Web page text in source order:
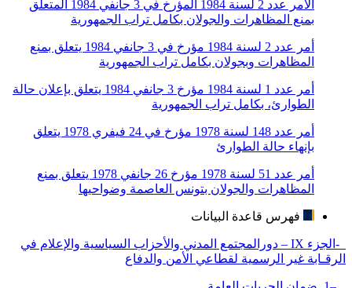
الأمر عدد 2 لسنة 1984 المؤرخ في 3 جانفي 1984 المتعلق
بمنع المظاهرات والجولان بكامل تراب الجمهورية
أمر عدد 2 لسنة 1984 مؤرخ في 3 جانفي 1984 يتعلق بمنع
المظاهرات وبجولان بكامل تراب الجمهورية
أمر عدد 1 لسنة 1984 مؤرخ 3 جانفي 1984 يتعلق بإعلان حالة
الطوارئ، بكامل تراب الجمهورية
أمر عدد 148 لسنة 1978 مؤرخ في 24 فيفري 1978 يتعلق
بإنهاء حالة الطوارئ
أمر عدد 51 لسنة 1978 مؤرخ 26 جانفي 1978 يتعلق بمنع
المظاهرات والجولان بتونس العاصمة وضواحيها
فهرس قاعدة البيانات
-الجزء IX – دورالمجتمع المدني والأحزاب السياسية والإعلام في
الرقـابة غير الرسمية لقطاعي الأمن والدفاع